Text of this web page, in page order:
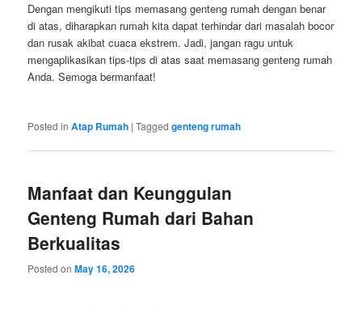
Dengan mengikuti tips memasang genteng rumah dengan benar
di atas, diharapkan rumah kita dapat terhindar dari masalah bocor
dan rusak akibat cuaca ekstrem. Jadi, jangan ragu untuk
mengaplikasikan tips-tips di atas saat memasang genteng rumah
Anda. Semoga bermanfaat!
Posted in Atap Rumah |Tagged genteng rumah
Manfaat dan Keunggulan
Genteng Rumah dari Bahan
Berkualitas
Posted onMay 16, 2026